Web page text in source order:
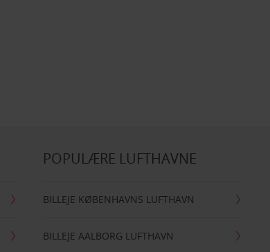
POPULÆRE LUFTHAVNE
BILLEJE KØBENHAVNS LUFTHAVN
BILLEJE AALBORG LUFTHAVN